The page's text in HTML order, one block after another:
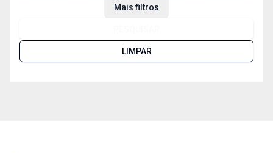
Mais filtros
LIMPAR